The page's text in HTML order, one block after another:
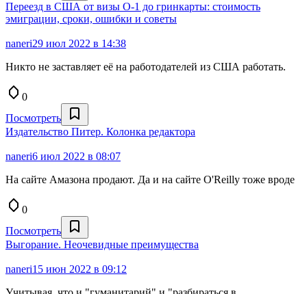
Переезд в США от визы О-1 до гринкарты: стоимость
эмиграции, сроки, ошибки и советы
naneri29 июл 2022 в 14:38
Никто не заставляет её на работодателей из США работать.
0
Посмотреть
Издательство Питер. Колонка редактора
naneri6 июл 2022 в 08:07
На сайте Амазона продают. Да и на сайте O'Reilly тоже вроде
0
Посмотреть
Выгорание. Неочевидные преимущества
naneri15 июн 2022 в 09:12